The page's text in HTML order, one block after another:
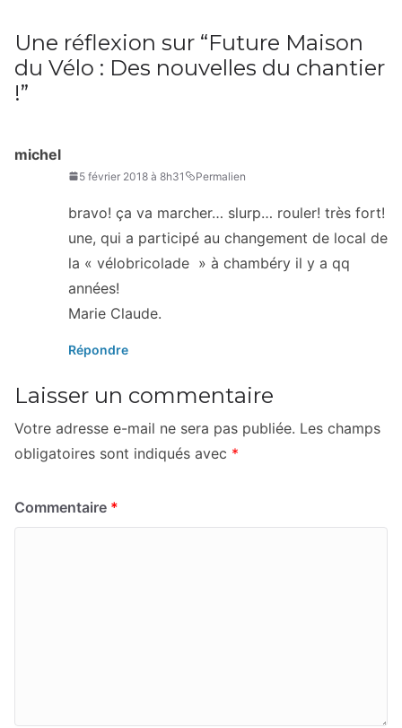
Une réflexion sur “Future Maison
du Vélo : Des nouvelles du chantier
!”
michel
5 février 2018 à 8h31 Permalien
bravo! ça va marcher… slurp… rouler! très fort!
une, qui a participé au changement de local de
la « vélobricolade » à chambéry il y a qq
années!
Marie Claude.
Répondre
Laisser un commentaire
Votre adresse e-mail ne sera pas publiée. Les champs
obligatoires sont indiqués avec *
Commentaire *